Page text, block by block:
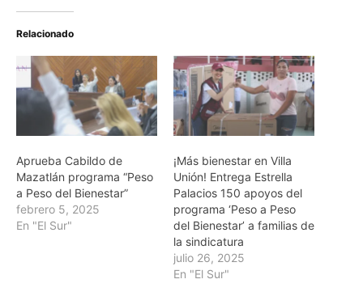
Relacionado
Aprueba Cabildo de
Mazatlán programa “Peso
a Peso del Bienestar”
febrero 5, 2025
En "El Sur"
¡Más bienestar en Villa
Unión! Entrega Estrella
Palacios 150 apoyos del
programa ‘Peso a Peso
del Bienestar’ a familias de
la sindicatura
julio 26, 2025
En "El Sur"